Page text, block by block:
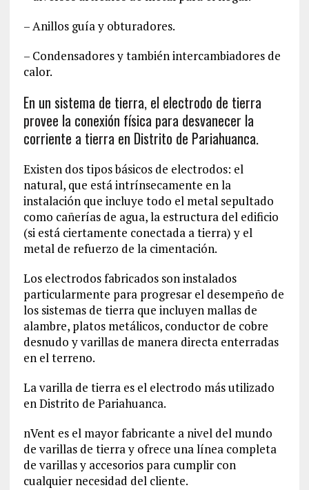
– Anillos guía y obturadores.
– Condensadores y también intercambiadores de
calor.
En un sistema de tierra, el electrodo de tierra
provee la conexión física para desvanecer la
corriente a tierra en Distrito de Pariahuanca.
Existen dos tipos básicos de electrodos: el
natural, que está intrínsecamente en la
instalación que incluye todo el metal sepultado
como cañerías de agua, la estructura del edificio
(si está ciertamente conectada a tierra) y el
metal de refuerzo de la cimentación.
Los electrodos fabricados son instalados
particularmente para progresar el desempeño de
los sistemas de tierra que incluyen mallas de
alambre, platos metálicos, conductor de cobre
desnudo y varillas de manera directa enterradas
en el terreno.
La varilla de tierra es el electrodo más utilizado
en Distrito de Pariahuanca.
nVent es el mayor fabricante a nivel del mundo
de varillas de tierra y ofrece una línea completa
de varillas y accesorios para cumplir con
cualquier necesidad del cliente.